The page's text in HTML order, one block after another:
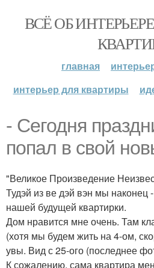
ВСЁ ОБ
главная
интерьер для квартиры
- Сегодня
попал в свой
"Великое Произведение
Тудэй из ве дэй вэн мы наконец
нашей будущей квартирки.
Дом нравится мне очень. Там
(хотя мы будем жить на 4-ом,
увы. Вид с 25-ого (последнее
К сожалению, сама квартира